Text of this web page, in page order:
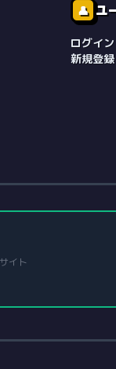
👤 ユ
ログイン
新規登録
イト